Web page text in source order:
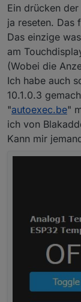
Ein drücken
ja reseten. Das
Das einzige
am
(Wobei die
Ich habe auch
10.1.0.3
"autoexec.be"
ich von
Kann mir